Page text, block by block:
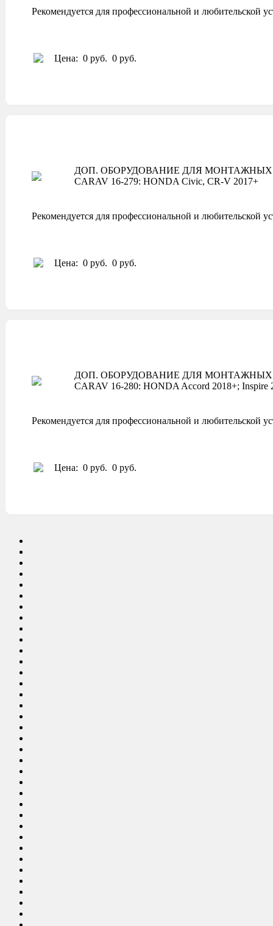
Рекомендуется для профессиональной и любительской
Цена: 0 руб. 0 руб.
ДОП. ОБОРУДОВАНИЕ ДЛЯ МОНТАЖНЫХ
CARAV 16-279: HONDA Civic, CR-V 2017+
Рекомендуется для профессиональной и любительской
Цена: 0 руб. 0 руб.
ДОП. ОБОРУДОВАНИЕ ДЛЯ МОНТАЖНЫХ
CARAV 16-280: HONDA Accord 2018+; Inspire
Рекомендуется для профессиональной и любительской
Цена: 0 руб. 0 руб.